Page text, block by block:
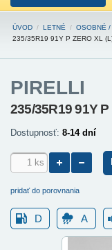
ÚVOD / LETNÉ / OSOBNÉ
235/35R19 91Y P ZERO XL
PIRELLI
235/35R19 91Y
Dostupnosť: 8-14 dní
pridať do porovnania
D A